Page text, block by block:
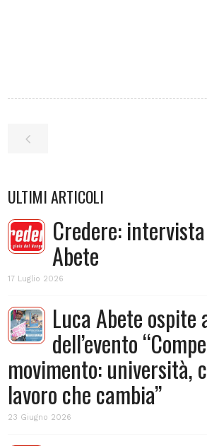
ULTIMI ARTICOLI
Credere:
Abete
17 Luglio 2026
Luca Abete ospite
dell’evento
movimento: università,
lavoro che cambia”
23 Giugno 2026